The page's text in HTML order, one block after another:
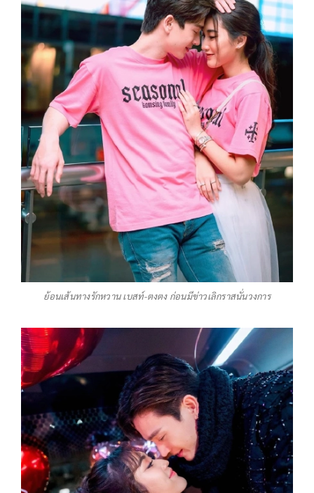
ย้อนเส้นทางรักหวาน เบสท์-ตงตง ก่อนมีข่าวเลิกราสนั่นวงการ